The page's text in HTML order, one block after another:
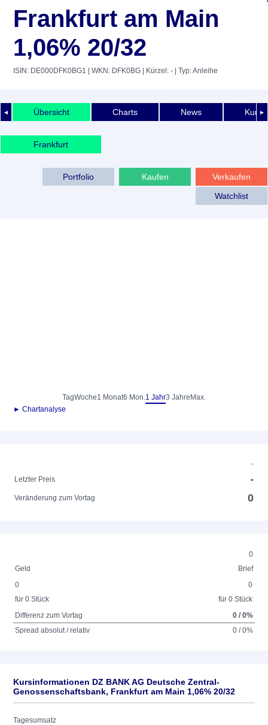
Frankfurt am Main
1,06% 20/32
ISIN: DE000DFK0BG1 | WKN: DFK0BG | Kürzel: - | Typ: Anleihe
◄ ►
Übersicht Charts News
Frankfurt
Verkaufen
Kaufen
Portfolio
Watchlist
TagWoche1 Monat6 Mon.1 Jahr3 Jahre Max.
► Chartanalyse
-
Letzter Preis
-
Veränderung zum Vortag 0
0
Geld
Brief
0
für 0 Stück
0
für 0 Stück
Differenz zum Vortag
0 / 0%
Spread absolut / relativ
0 / 0%
Kursinformationen DZ BANK AG Deutsche Zentral-
Genossenschaftsbank, Frankfurt am Main 1,06% 20/32
Tagesumsatz